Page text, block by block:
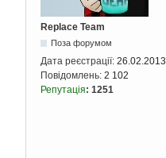
Replace Team
Поза форумом
Дата реєстрації: 26.02.2013
Повідомлень: 2 102
Репутація: 1251